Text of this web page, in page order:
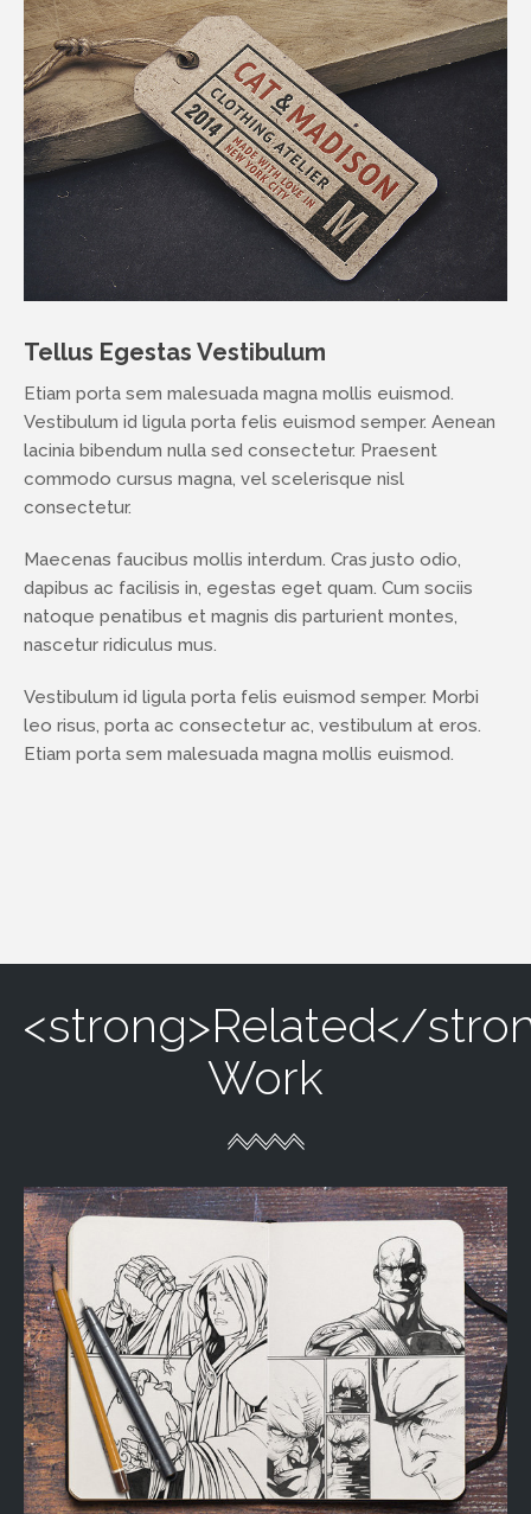
Tellus Egestas Vestibulum
Etiam porta sem malesuada magna mollis euismod.
Vestibulum id ligula porta felis euismod semper. Aenean
lacinia bibendum nulla sed consectetur. Praesent
commodo cursus magna, vel scelerisque nisl
consectetur.
Maecenas faucibus mollis interdum. Cras justo odio,
dapibus ac facilisis in, egestas eget quam. Cum sociis
natoque penatibus et magnis dis parturient montes,
nascetur ridiculus mus.
Vestibulum id ligula porta felis euismod semper. Morbi
leo risus, porta ac consectetur ac, vestibulum at eros.
Etiam porta sem malesuada magna mollis euismod.
<strong>Related</
Work